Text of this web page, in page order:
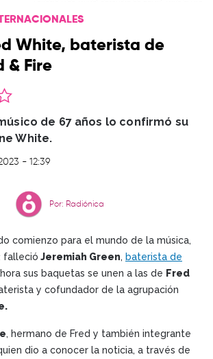
White, baterista de
& Fire
de 67 años lo confirmó su
White.
- 12:39
Por: Radiónica
comienzo para el mundo de la música,
falleció Jeremiah Green, baterista de
sus baquetas se unen a las de Fred
y cofundador de la agrupación
, hermano de Fred y también integrante
dio a conocer la noticia, a través de